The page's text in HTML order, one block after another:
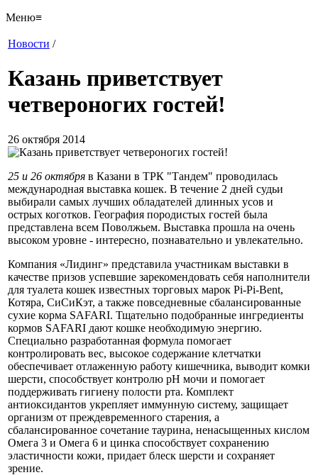
Меню≡
Новости /
Казань приветствует
четвероногих гостей!
26 октября 2014
25 и 26 октября в Казани в ТРК "Тандем" проводилась
международная выставка кошек. В течение 2 дней судьи
выбирали самых лучших обладателей длинных усов и
острых коготков. География породистых гостей была
представлена всем Поволжьем. Выставка прошла на очень
высоком уровне - интересно, познавательно и увлекательно.
Компания «Лидинг» представила участникам выставки в
качестве призов успевшие зарекомендовать себя наполнители
для туалета кошек известных торговых марок Pi-Pi-Bent,
Котяра, СиСиКэт, а также повседневные сбалансированные
сухие корма SAFARI. Тщательно подобранные ингредиенты
кормов SAFARI дают кошке необходимую энергию.
Специально разработанная формула помогает
контролировать вес, высокое содержание клетчатки
обеспечивает отлаженную работу кишечника, выводит комки
шерсти, способствует контролю pH мочи и помогает
поддерживать гигиену полости рта. Комплект
антиоксидантов укрепляет иммунную систему, защищает
организм от преждевременного старения, а
сбалансированное сочетание таурина, ненасыщенных кислом
Омега 3 и Омега 6 и цинка способствует сохранению
эластичности кожи, придает блеск шерсти и сохраняет
зрение.